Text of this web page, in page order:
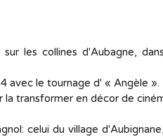
les collines d'Aubagne,
avec le tournage d' « Angèle ».
transformer en décor de
celui du village